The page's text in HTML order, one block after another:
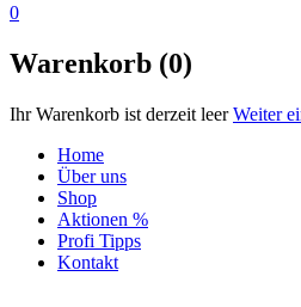
0
Warenkorb (0)
Ihr Warenkorb ist derzeit leer Weiter
Home
Über uns
Shop
Aktionen %
Profi Tipps
Kontakt